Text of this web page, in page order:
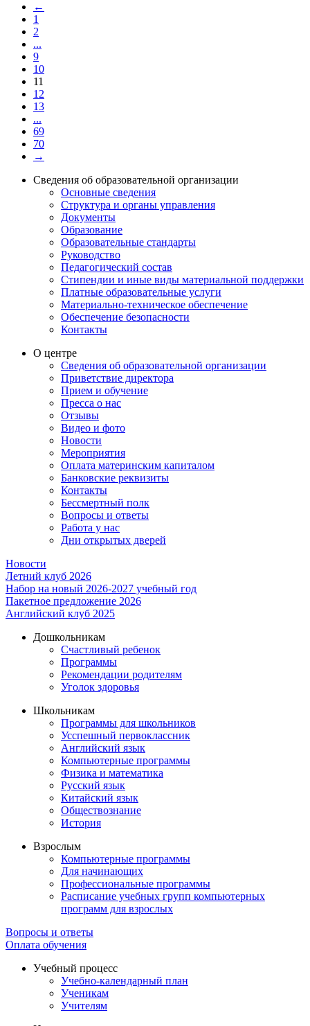
←
1
2
...
9
10
11
12
13
...
69
70
→
Сведения об образовательной организации
Основные сведения
Структура и органы управления
Документы
Образование
Образовательные стандарты
Руководство
Педагогический состав
Стипендии и иные виды материальной поддержки
Платные образовательные услуги
Материально-техническое обеспечение
Обеспечение безопасности
Контакты
О центре
Сведения об образовательной организации
Приветствие директора
Прием и обучение
Пресса о нас
Отзывы
Видео и фото
Новости
Мероприятия
Оплата материнским капиталом
Банковские реквизиты
Контакты
Бессмертный полк
Вопросы и ответы
Работа у нас
Дни открытых дверей
Новости
Летний клуб 2026
Набор на новый 2026-2027 учебный год
Пакетное предложение 2026
Английский клуб 2025
Дошкольникам
Счастливый ребенок
Программы
Рекомендации родителям
Уголок здоровья
Школьникам
Программы для школьников
Усспешный первоклассник
Английский язык
Компьютерные программы
Физика и математика
Русский язык
Китайский язык
Обществознание
История
Взрослым
Компьютерные программы
Для начинающих
Профессиональные программы
Расписание учебных групп компьютерных
программ для взрослых
Вопросы и ответы
Оплата обучения
Учебный процесс
Учебно-календарный план
Ученикам
Учителям